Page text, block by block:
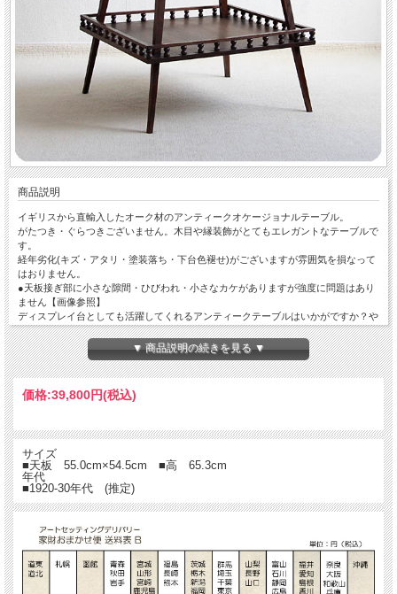
商品説明
イギリスから直輸入したオーク材のアンティークオケージョナルテーブル。
がたつき・ぐらつきございません。木目や縁装飾がとてもエレガントなテーブルで
す。
経年劣化(キズ・アタリ・塗装落ち・下台色褪せ)がございますが雰囲気を損なって
はおりません。
●天板接ぎ部に小さな隙間・ひびわれ・小さなカケがありますが強度に問題はあり
ません【画像参照】
ディスプレイ台としても活躍してくれるアンティークテーブルはいかがですか？や
はり古い物は素敵ですね
▼ 商品説明の続きを見る ▼
価格:39,800円(税込)
サイズ
■天板 55.0cm×54.5cm ■高 65.3cm
年代
■1920-30年代 (推定)